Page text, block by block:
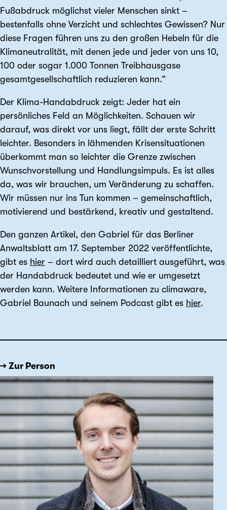
Fußabdruck möglichst vieler Menschen sinkt –
bestenfalls ohne Verzicht und schlechtes Gewissen? Nur
diese Fragen führen uns zu den großen Hebeln für die
Klimaneutralität, mit denen jede und jeder von uns 10,
100 oder sogar 1.000 Tonnen Treibhausgase
gesamtgesellschaftlich reduzieren kann.“
Der Klima-Handabdruck zeigt: Jeder hat ein
persönliches Feld an Möglichkeiten. Schauen wir
darauf, was direkt vor uns liegt, fällt der erste Schritt
leichter. Besonders in lähmenden Krisensituationen
überkommt man so leichter die Grenze zwischen
Wunschvorstellung und Handlungsimpuls. Es ist alles
da, was wir brauchen, um Veränderung zu schaffen.
Wir müssen nur ins Tun kommen – gemeinschaftlich,
motivierend und bestärkend, kreativ und gestaltend.
Den ganzen Artikel, den Gabriel für das Berliner
Anwaltsblatt am 17. September 2022 veröffentlichte,
gibt es hier – dort wird auch detailliert ausgeführt, was
der Handabdruck bedeutet und wie er umgesetzt
werden kann. Weitere Informationen zu climaware,
Gabriel Baunach und seinem Podcast gibt es hier.
→ Zur Person